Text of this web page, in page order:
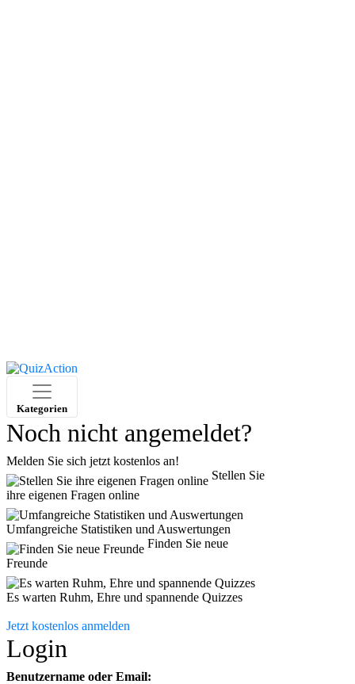
Kategorien
Noch nicht angemeldet?
Melden Sie sich jetzt kostenlos an!
Stellen Sie
ihre eigenen Fragen online
Umfangreiche Statistiken und Auswertungen
Finden Sie neue
Freunde
Es warten Ruhm, Ehre und spannende Quizzes
Jetzt kostenlos anmelden
Login
Benutzername oder Email: